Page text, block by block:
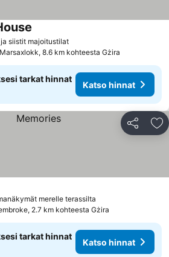
siistit majoitustilat
Marsaxlokk, 8.6 km kohteesta Gżira
tarkat hinnat
Katso hinnat
Jaa
merelle terassilta
2.7 km kohteesta Gżira
tarkat hinnat
Katso hinnat